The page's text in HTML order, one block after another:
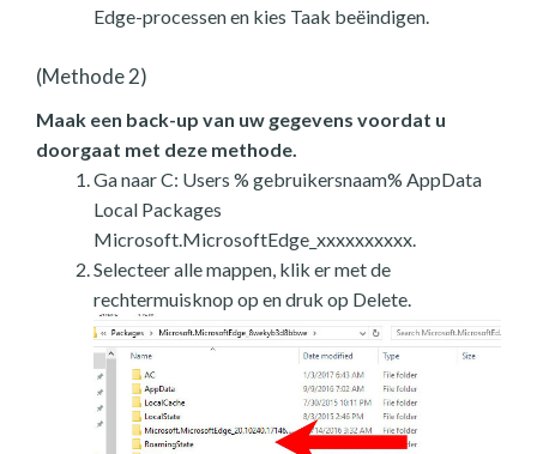
Edge-processen en kies Taak beëindigen.
(Methode 2)
Maak een back-up van uw gegevens voordat u
doorgaat met deze methode.
Ga naar C: Users % gebruikersnaam% AppData
Local Packages
Microsoft.MicrosoftEdge_xxxxxxxxxx.
Selecteer alle mappen, klik er met de
rechtermuisknop op en druk op Delete.